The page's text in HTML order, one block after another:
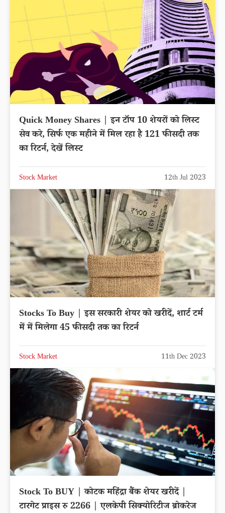
Quick Money Shares | इन टॉप 10 शेयरों को लिस्ट
सेव करे, सिर्फ एक महीने में मिल रहा है 121 फीसदी तक
का रिटर्न, देखें लिस्ट
Stock Market 12th Jul 2023
Stocks To Buy | इस सरकारी शेयर को खरीदें, शार्ट टर्म
में में मिलेगा 45 फीसदी तक का रिटर्न
Stock Market 11th Dec 2023
Stock To BUY | कोटक महिंद्रा बैंक शेयर खरीदें |
टारगेट प्राइस रु 2266 | एलकेपी सिक्योरिटीज ब्रोकरेज